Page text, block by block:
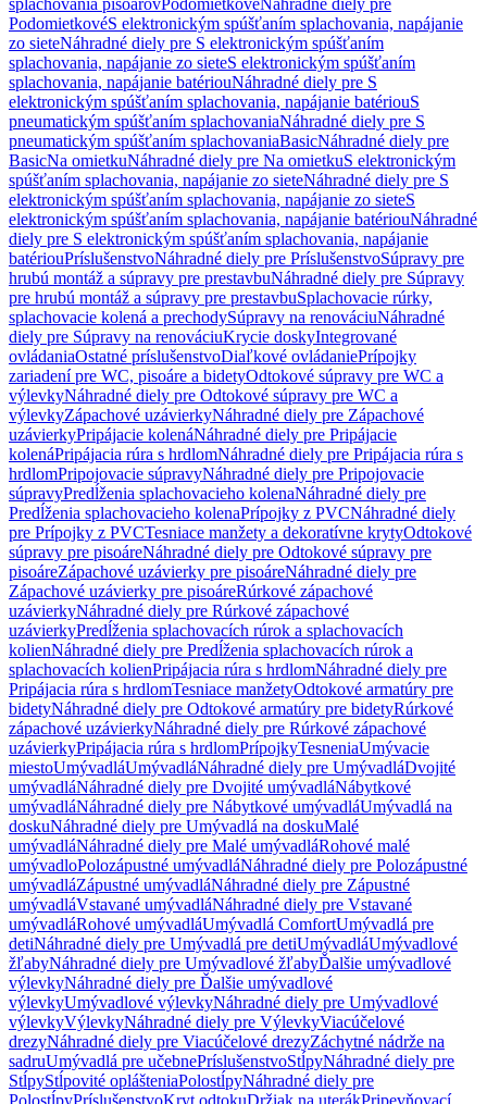
splachovania pisoárovPodomietkovéNáhradné diely pre
PodomietkovéS elektronickým spúšťaním splachovania, napájanie
zo sieteNáhradné diely pre S elektronickým spúšťaním
splachovania, napájanie zo sieteS elektronickým spúšťaním
splachovania, napájanie batériouNáhradné diely pre S
elektronickým spúšťaním splachovania, napájanie batériouS
pneumatickým spúšťaním splachovaniaNáhradné diely pre S
pneumatickým spúšťaním splachovaniaBasicNáhradné diely pre
BasicNa omietkuNáhradné diely pre Na omietkuS elektronickým
spúšťaním splachovania, napájanie zo sieteNáhradné diely pre S
elektronickým spúšťaním splachovania, napájanie zo sieteS
elektronickým spúšťaním splachovania, napájanie batériouNáhradné
diely pre S elektronickým spúšťaním splachovania, napájanie
batériouPríslušenstvoNáhradné diely pre PríslušenstvoSúpravy pre
hrubú montáž a súpravy pre prestavbuNáhradné diely pre Súpravy
pre hrubú montáž a súpravy pre prestavbuSplachovacie rúrky,
splachovacie kolená a prechodySúpravy na renováciuNáhradné
diely pre Súpravy na renováciuKrycie doskyIntegrované
ovládaniaOstatné príslušenstvoDiaľkové ovládaniePrípojky
zariadení pre WC, pisoáre a bidetyOdtokové súpravy pre WC a
výlevkyNáhradné diely pre Odtokové súpravy pre WC a
výlevkyZápachové uzávierkyNáhradné diely pre Zápachové
uzávierkyPripájacie kolenáNáhradné diely pre Pripájacie
kolenáPripájacia rúra s hrdlomNáhradné diely pre Pripájacia rúra s
hrdlomPripojovacie súpravyNáhradné diely pre Pripojovacie
súpravyPredĺženia splachovacieho kolenaNáhradné diely pre
Predĺženia splachovacieho kolenaPrípojky z PVCNáhradné diely
pre Prípojky z PVCTesniace manžety a dekoratívne krytyOdtokové
súpravy pre pisoáreNáhradné diely pre Odtokové súpravy pre
pisoáreZápachové uzávierky pre pisoáreNáhradné diely pre
Zápachové uzávierky pre pisoáreRúrkové zápachové
uzávierkyNáhradné diely pre Rúrkové zápachové
uzávierkyPredĺženia splachovacích rúrok a splachovacích
kolienNáhradné diely pre Predĺženia splachovacích rúrok a
splachovacích kolienPripájacia rúra s hrdlomNáhradné diely pre
Pripájacia rúra s hrdlomTesniace manžetyOdtokové armatúry pre
bidetyNáhradné diely pre Odtokové armatúry pre bidetyRúrkové
zápachové uzávierkyNáhradné diely pre Rúrkové zápachové
uzávierkyPripájacia rúra s hrdlomPrípojkyTesneniaUmývacie
miestoUmývadláUmývadláNáhradné diely pre UmývadláDvojité
umývadláNáhradné diely pre Dvojité umývadláNábytkové
umývadláNáhradné diely pre Nábytkové umývadláUmývadlá na
doskuNáhradné diely pre Umývadlá na doskuMalé
umývadláNáhradné diely pre Malé umývadláRohové malé
umývadloPolozápustné umývadláNáhradné diely pre Polozápustné
umývadláZápustné umývadláNáhradné diely pre Zápustné
umývadláVstavané umývadláNáhradné diely pre Vstavané
umývadláRohové umývadláUmývadlá ComfortUmývadlá pre
detiNáhradné diely pre Umývadlá pre detiUmývadláUmývadlové
žľabyNáhradné diely pre Umývadlové žľabyĎalšie umývadlové
výlevkyNáhradné diely pre Ďalšie umývadlové
výlevkyUmývadlové výlevkyNáhradné diely pre Umývadlové
výlevkyVýlevkyNáhradné diely pre VýlevkyViacúčelové
drezyNáhradné diely pre Viacúčelové drezyZáchytné nádrže na
sadruUmývadlá pre učebnePríslušenstvoStĺpyNáhradné diely pre
StĺpyStĺpovité oplášteniaPolostĺpyNáhradné diely pre
PolostĺpyPríslušenstvoKryt odtokuDržiak na uterákPripevňovací